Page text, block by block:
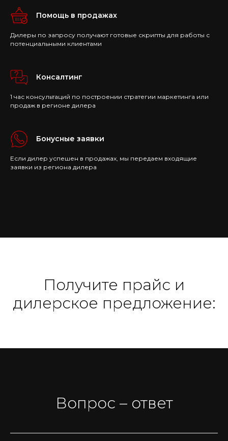
Помощь в продажах
Дилеры по запросу получают готовые скрипты для работы с
потенциальными клиентами
Консалтинг
1 час консультаций по построении стратегии маркетинга или
продаж в регионе дилера
Бонусные заявки
Если дилер успешен в продажах, мы передаем входящие
заявки из региона дилера
Получите прайс и
дилерское предложение:
Вопрос – ответ